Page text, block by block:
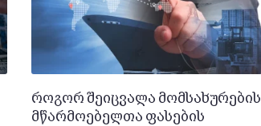
როგორ შეიცვალა მომსახურების
მწარმოებელთა ფასების